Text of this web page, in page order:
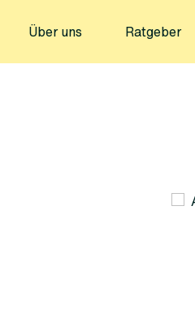
Über uns Ratgeber